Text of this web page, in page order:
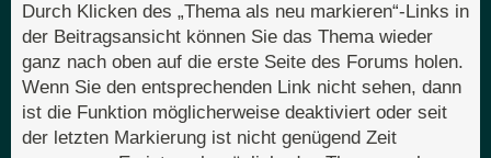
Durch Klicken des „Thema als neu markieren“-Links in
der Beitragsansicht können Sie das Thema wieder
ganz nach oben auf die erste Seite des Forums holen.
Wenn Sie den entsprechenden Link nicht sehen, dann
ist die Funktion möglicherweise deaktiviert oder seit
der letzten Markierung ist nicht genügend Zeit